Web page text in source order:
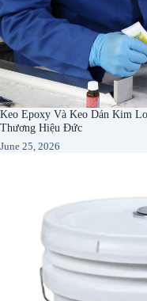
Keo Epoxy Và Keo Dán Kim
Thương Hiệu Đức
June 25, 2026